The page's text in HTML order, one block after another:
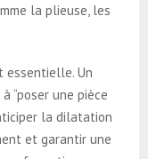
la plieuse, les
essentielle. Un
“poser une pièce
la dilatation
et garantir une